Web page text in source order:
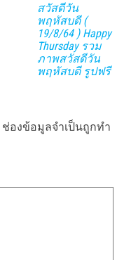
สวัสดีวัน
พฤหัสบดี (
19/8/64 ) Happy
Thursday รวม
ภาพสวัสดีวัน
พฤหัสบดี รูปฟรี
ช่องข้อมูลจำเป็นถูกทำ